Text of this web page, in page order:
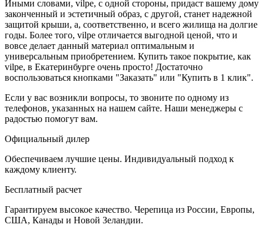
Иными словами, vilpe, с одной стороны, придаст вашему дому
законченный и эстетичный образ, с другой, станет надежной
защитой крыши, а, соответственно, и всего жилища на долгие
годы. Более того, vilpe отличается выгодной ценой, что и
вовсе делает данный материал оптимальным и
универсальным приобретением. Купить такое покрытие, как
vilpe, в Екатеринбурге очень просто! Достаточно
воспользоваться кнопками "Заказать" или "Купить в 1 клик".
Если у вас возникли вопросы, то звоните по одному из
телефонов, указанных на нашем сайте. Наши менеджеры с
радостью помогут вам.
Официальный дилер
Обеспечиваем лучшие цены. Индивидуальный подход к
каждому клиенту.
Бесплатный расчет
Гарантируем высокое качество. Черепица из России, Европы,
США, Канады и Новой Зеландии.